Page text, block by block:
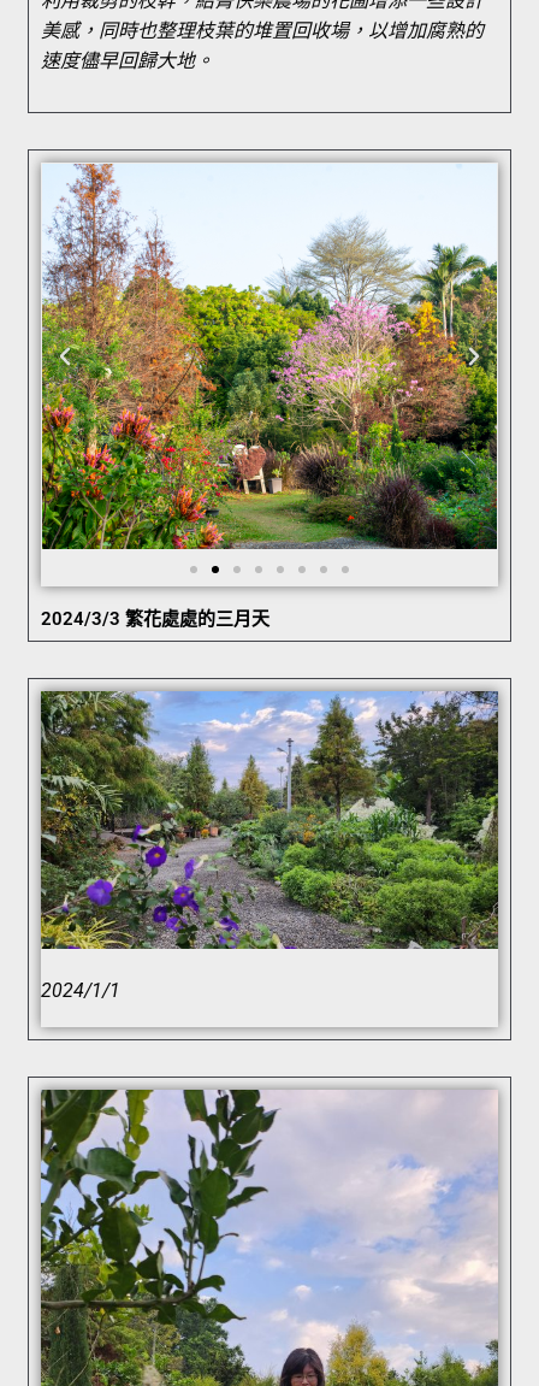
美感，同時也整理枝葉的堆置回收場，以增加腐熟的
速度儘早回歸大地。
2024/3/3 繁花處處的三月天
2024/1/1